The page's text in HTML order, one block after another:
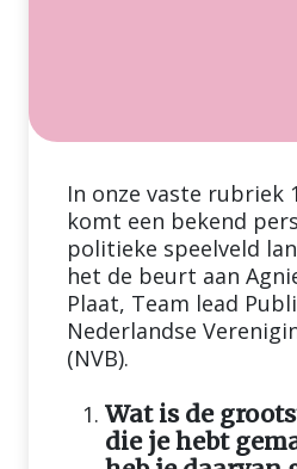
In onze vaste rubriek
komt een bekend
politieke speelveld
het de beurt aan
Plaat, Team lead
Nederlandse
(NVB).
Wat is de
die je hebt